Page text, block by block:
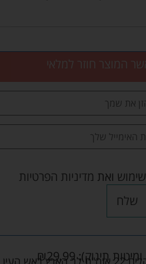
המוצר חוזר למלאי
ואת מדיניות הפרטיות
שלח
תינוק): ₪29.99